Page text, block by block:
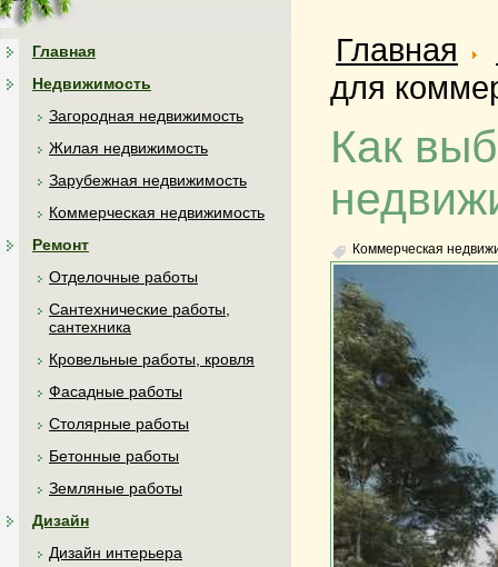
Главная
Недвижимость
Загородная недвижимость
Жилая недвижимость
Зарубежная недвижимость
Коммерческая недвижимость
Ремонт
Отделочные работы
Сантехнические работы,
сантехника
Кровельные работы, кровля
Фасадные работы
Столярные работы
Бетонные работы
Земляные работы
Дизайн
Дизайн интерьера
Главная
для
Как
Коммерческая